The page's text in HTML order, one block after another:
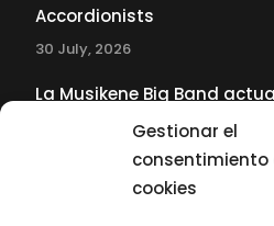
Gestionar el
consentimiento
cookies
Accordionists
30 July, 2026
La Musikene Big Band
Tolliver en el 61 Jazzaldia